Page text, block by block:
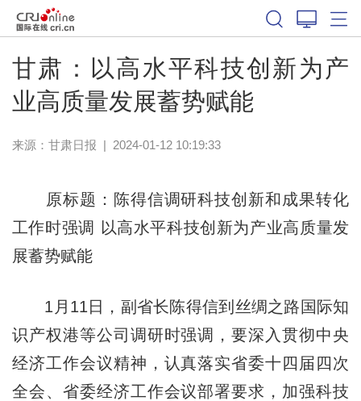
甘肃：以高水平科技创新为产
业高质量发展蓄势赋能
来源： 甘肃日报 | 2024-01-12 10:19:33
原标题：陈得信调研科技创新和成果转化
工作时强调 以高水平科技创新为产业高质量发
展蓄势赋能
1月11日，副省长陈得信到丝绸之路国际知
识产权港等公司调研时强调，要深入贯彻中央
经济工作会议精神，认真落实省委十四届四次
全会、省委经济工作会议部署要求，加强科技